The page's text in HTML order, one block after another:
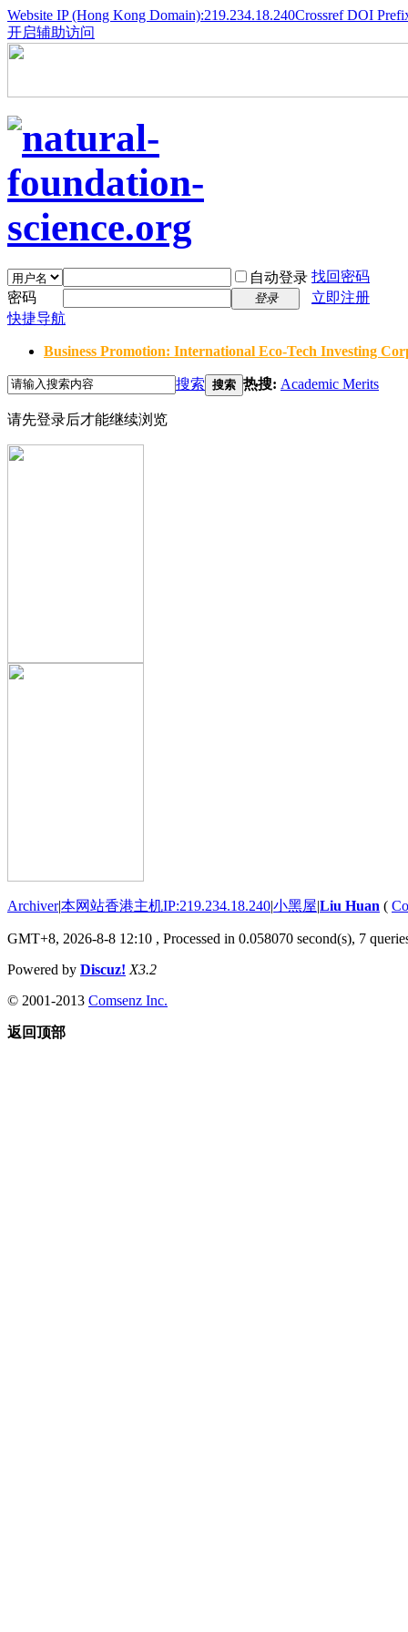
Website IP (Hong Kong Domain):219.234.18.240Crossref DOI
开启辅助访问
自动登录 找回密码
密码
登录
立即注册
快捷导航
Business Promotion: International Eco-Tech Investing
搜索 搜索 热搜: Academic Merits
请先登录后才能继续浏览
Archiver|本网站香港主机IP:219.234.18.240|小黑屋|Liu Huan (
GMT+8, 2026-8-8 12:10 , Processed in 0.058070 second(s), 7
Powered by Discuz! X3.2
© 2001-2013 Comsenz Inc.
返回顶部